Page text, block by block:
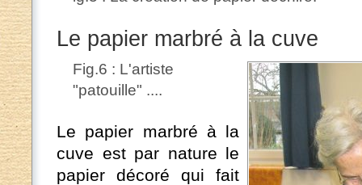
Le papier marbré à la cuve
Fig.6 : L'artiste
"patouille" ....
Le papier marbré à la
cuve est par nature le
papier décoré qui fait